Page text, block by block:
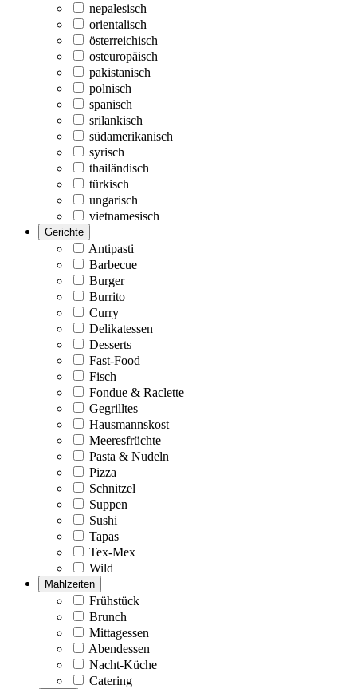
nepalesisch
orientalisch
österreichisch
osteuropäisch
pakistanisch
polnisch
spanisch
srilankisch
südamerikanisch
syrisch
thailändisch
türkisch
ungarisch
vietnamesisch
Gerichte
Antipasti
Barbecue
Burger
Burrito
Curry
Delikatessen
Desserts
Fast-Food
Fisch
Fondue & Raclette
Gegrilltes
Hausmannskost
Meeresfrüchte
Pasta & Nudeln
Pizza
Schnitzel
Suppen
Sushi
Tapas
Tex-Mex
Wild
Mahlzeiten
Frühstück
Brunch
Mittagessen
Abendessen
Nacht-Küche
Catering